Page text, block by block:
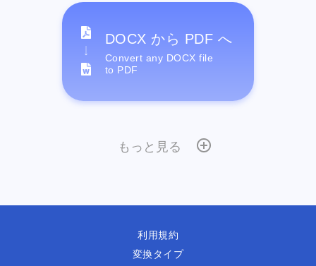
DOCX から PDF へ
Convert any DOCX file
to PDF
もっと見る
利用規約
変換タイプ